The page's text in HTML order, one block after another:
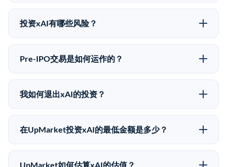
而与最近一轮融资价格有所不同。
可以。合格投资者可以通过填写本页表单或在
upmarket.co创建账户来表达对xAI股份的投资意向。所
50,000美元。UpMarket是FINRA注册的经纪交易商，
自2019年以来已经纪超过5亿美元的另类投资。
投资xAI有哪些风险？
Pre-IPO投资存在重大风险。xAI的股份流动性低，意味
着没有公开市场可以快速出售。不存在确定的退出时间
能全部损失的准备。私有公司的估值在融资轮次之间可
能大幅波动。投资者应在投资前咨询其财务顾问并审阅
Pre-IPO交易是如何运作的？
在Pre-IPO交易中，合格投资者通过二级市场平台从现有
股东（如员工、早期投资者或其他持有人）处购买股
为FINRA注册的经纪交易商促成这些交易，代表双方处
理合规、文件和结算事宜。
我如何退出xAI的投资？
Pre-IPO持股主要有两种退出途径：在二级市场将股份出
售给其他买家，或持有直到公司完成IPO或被收购。两
市场条件。任何退出的时间都是不可预测的，投资者应
做好多年持有的准备。
在UpMarket投资xAI的最低金额是多少？
UpMarket上大多数Pre-IPO产品的最低投资金额为
50,000美元。具体金额可能因产品和股份供应情况而有
UpMarket如何估算xAI的估值？